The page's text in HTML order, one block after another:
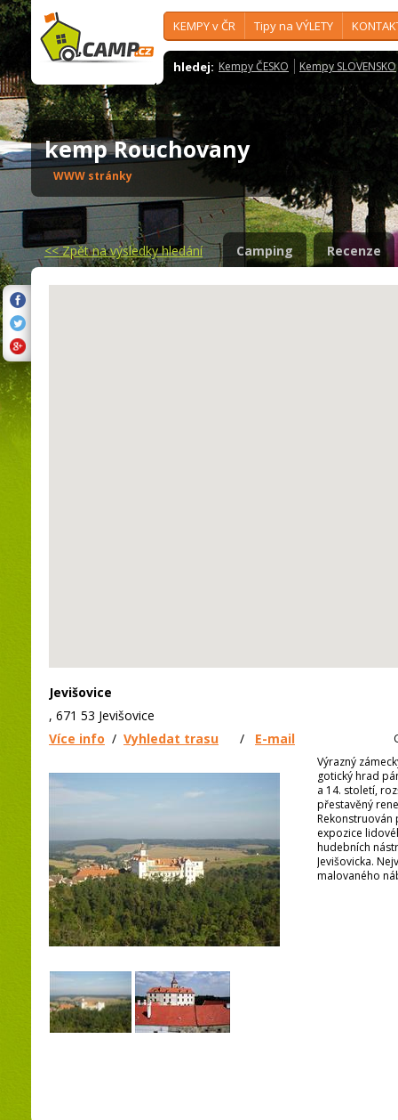
KEMPY v ČR Tipy na VÝLETY
hledej: Kempy ČESKO Kempy SLOVENSKO
kemp Rouchovany
WWW stránky
<<Zpět na výsledky hledání Camping Recenze
Jevišovice
, 671 53 Jevišovice
Více info / Vyhledat trasu / E-mail
Výrazný
gotický hrad
a 14. století,
přestavěný
Rekonstruován
expozice
hudebních
Jevišovicka.
malovaného